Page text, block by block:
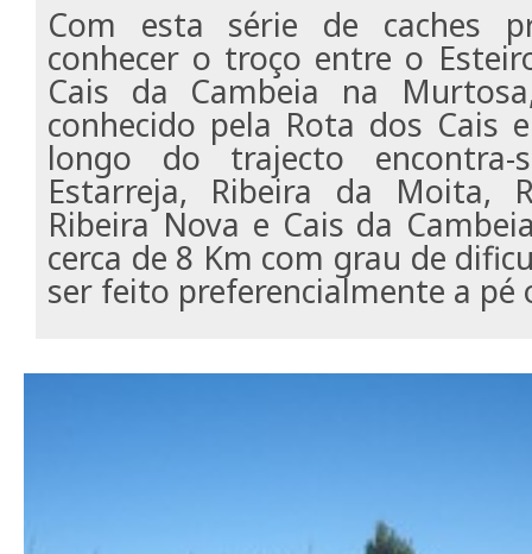
Com esta série de caches
conhecer o troço entre o
Cais da Cambeia na
conhecido pela Rota dos Cais
longo do trajecto
Estarreja, Ribeira da Moita,
Ribeira Nova e Cais da
cerca de 8 Km com grau de
ser feito preferencialmente a pé